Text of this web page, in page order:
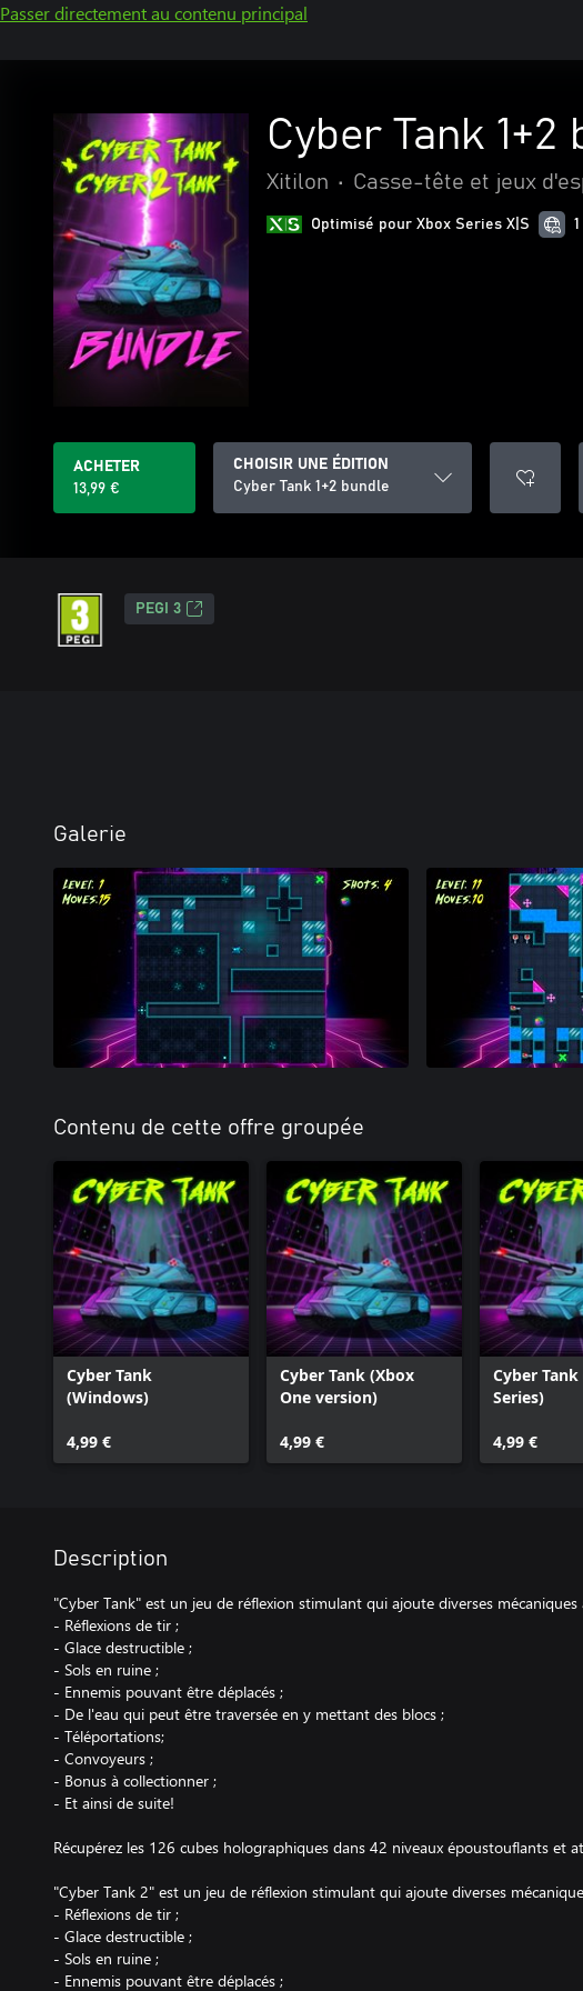
Passer directement au contenu principal
Cyber Tank 1+2
Xitilon • Casse-tête et jeux
Optimisé pour Xbox Series X|S
ACHETER
13,99 €
CHOISIR UNE ÉDITION
Cyber Tank 1+2 bundle
PEGI 3
Galerie
Contenu de cette offre groupée
Cyber Tank
(Windows)
4,99 €
Cyber Tank (Xbox
One version)
4,99 €
Cyber
Series)
4,99 €
Description
"Cyber Tank" est un jeu de réflexion stimulant qui ajoute diverses
- Réflexions de tir ;
- Glace destructible ;
- Sols en ruine ;
- Ennemis pouvant être déplacés ;
- De l'eau qui peut être traversée en y mettant des blocs ;
- Téléportations;
- Convoyeurs ;
- Bonus à collectionner ;
- Et ainsi de suite!
Récupérez les 126 cubes holographiques dans 42 niveaux époustouflants et
"Cyber Tank 2" est un jeu de réflexion stimulant qui ajoute diverses
- Réflexions de tir ;
- Glace destructible ;
- Sols en ruine ;
- Ennemis pouvant être déplacés ;